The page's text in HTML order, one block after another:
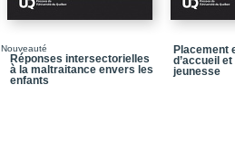
Chapitre 8_La «
d’attachement
Chapitre 9_Des
par l’entremise de la
Nouveauté
Réponses intersectorielles
à la maltraitance envers les
enfants
Placement
d’accueil
jeunesse